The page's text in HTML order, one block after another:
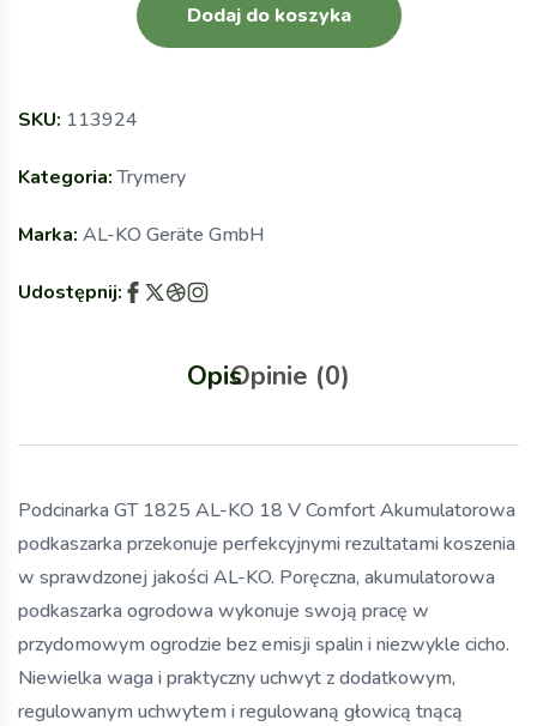
Dodaj do koszyka
SKU: 113924
Kategoria:Trymery
Marka: AL-KO Geräte GmbH
Udostępnij:
OpisOpinie (0)
Podcinarka GT 1825 AL-KO 18 V Comfort Akumulatorowa
podkaszarka przekonuje perfekcyjnymi rezultatami koszenia
w sprawdzonej jakości AL-KO. Poręczna, akumulatorowa
podkaszarka ogrodowa wykonuje swoją pracę w
przydomowym ogrodzie bez emisji spalin i niezwykle cicho.
Niewielka waga i praktyczny uchwyt z dodatkowym,
regulowanym uchwytem i regulowaną głowicą tnącą